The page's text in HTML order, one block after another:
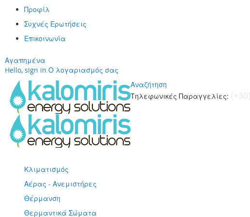
Προφίλ
Συχνές Ερωτήσεις
Επικοινωνία
Αγαπημένα
Hello, sign in Ο λογαριασμός σας
Αναζήτηση
Τηλεφωνικές Παραγγελίες:
περιεχόμενο
Κλιματισμός
Αέρας - Ανεμιστήρες
Θέρμανση
Θερμαντικά Σώματα